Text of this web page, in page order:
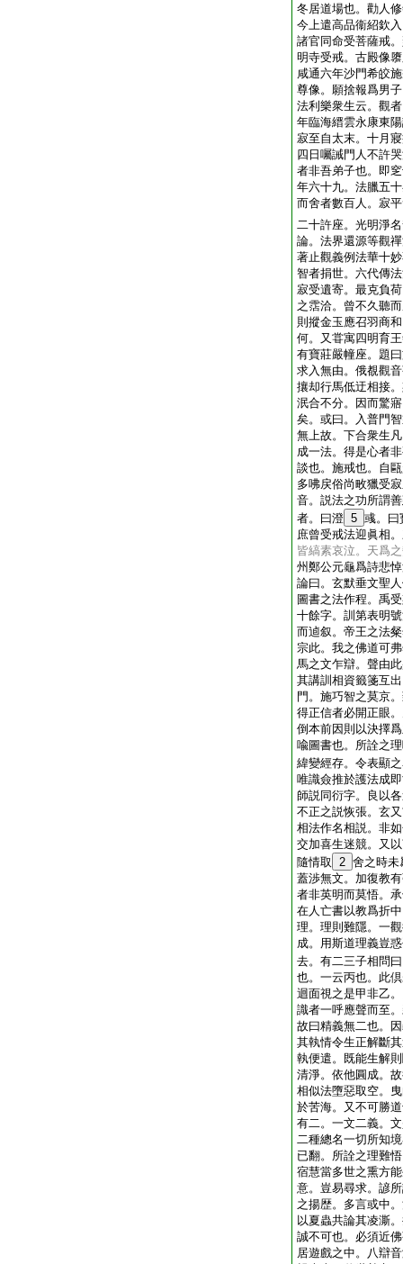
冬居道場也。勸人
今上遣高品衞紹欽
諸官同命受菩薩戒
明寺受戒。古殿像
咸通六年沙門希皎
尊像。願捨報爲男
法利樂衆生云。觀
年臨海縉雲永康東
寂至自太末。十月
四日囑誡門人不許
者非吾弟子也。即
年六十九。法臘五
而舍者數百人。寂
二十許座。光明淨
論。法界還源等觀
著止觀義例法華十
智者捐世。六代傳
寂受遺寄。最克負
之霑洽。曾不久聽
則摐金玉應召羽商
何。又甞寓四明育
有寶莊嚴幢座。題
求入無由。俄覩觀
攘却行馬低迂相接
泯合不分。因而驚
矣。或曰。入普門
無上故。下合衆生
成一法。得是心者
談也。施戒也。自
多咈戻俗尚畋獵受
音。説法之功所謂
者。曰澄 5 彧。曰
庶曾受戒法迎眞相
皆縞素哀泣。天爲
州鄭公元龜爲詩悲
論曰。玄默垂文聖
圖書之法作程。禹
十餘字。訓第表明
而逌叙。帝王之法
宗此。我之佛道可
馬之文乍辯。聲由
其講訓相資籤箋互
門。施巧智之莫京
得正信者必開正眼
倒本前因則以決擇
喩圖書也。所詮之
緯變經存。令表顯
唯識僉推於護法成
師説同衍字。良以
不正之説恢張。玄
相法作名相説。非
交加喜生迷競。又
隨情取 2 舍之時未
蓋渉無文。加復教
者非英明而莫悟。
在人亡書以教爲折
理。理則難隱。一
成。用斯道理義豈
去。有二三子相問
也。一云丙也。此
迴面視之是甲非乙
識者一呼應聲而至
故曰精義無二也。
其執情令生正解斷
執便遣。既能生解
清淨。依他圓成。
相似法墮惡取空。
於苦海。又不可勝
有二。一文二義。
二種總名一切所知
已翻。所詮之理難
宿慧當多世之熏方
意。豈易尋求。諺
之揚歴。多言或中
以夏蟲共論其凌澌
誠不可也。必須近
居遊戲之中。八辯